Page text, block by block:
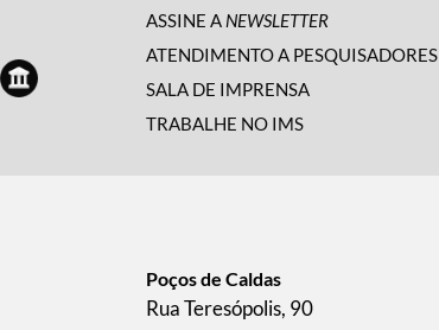
ASSINE A NEWSLETTER
ATENDIMENTO A PESQUISADORES
SALA DE IMPRENSA
TRABALHE NO IMS
Poços de Caldas
Rua Teresópolis, 90